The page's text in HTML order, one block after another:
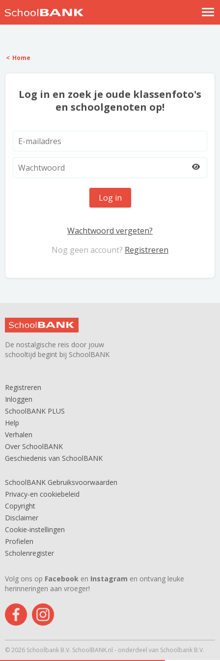
Help
Home
Log in en zoek je oude klassenfoto's
en schoolgenoten op!
Log in
Wachtwoord vergeten?
Nog geen account? Registreren
De nostalgische reis door jouw
schooltijd begint bij SchoolBANK
Registreren
Inloggen
SchoolBANK PLUS
Help
Verhalen
Over SchoolBANK
Geschiedenis van SchoolBANK
SchoolBANK Gebruiksvoorwaarden
Privacy-en cookiebeleid
Copyright
Disclaimer
Cookie-instellingen
Profielen
Scholenregister
Volg ons op Facebook en Instagram en ontvang leuke
herinneringen aan vroeger!
© 2026 Schoolbank B.V. SchoolBANK.nl - onderdeel van Schoolbank B.V.